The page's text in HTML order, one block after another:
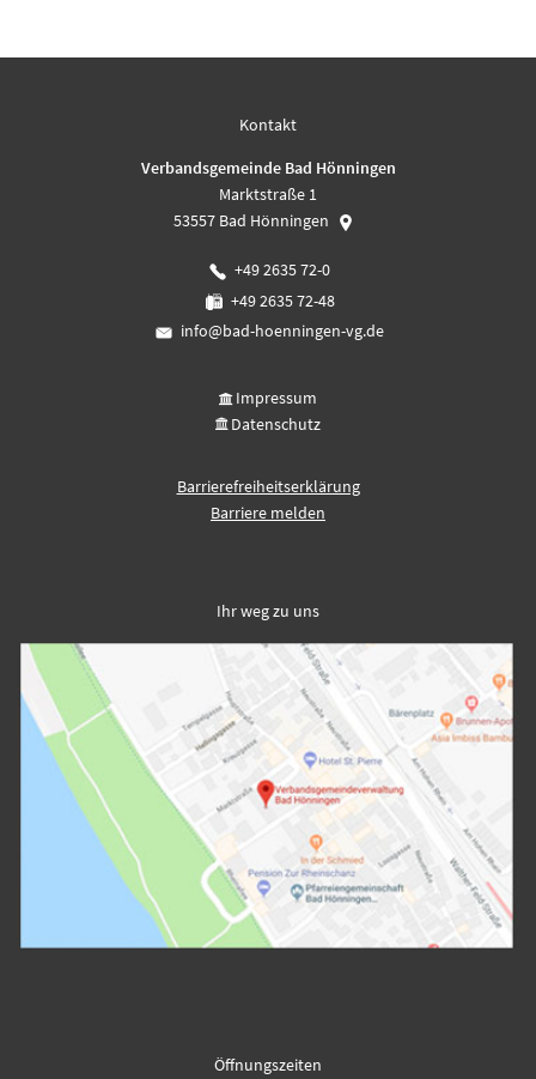
Kontakt
Verbandsgemeinde Bad Hönningen
Marktstraße 1
53557 Bad Hönningen
+49 2635 72-0
+49 2635 72-48
info@bad-hoenningen-vg.de
Impressum
Datenschutz
Barrierefreiheitserklärung
Barriere melden
Ihr weg zu uns
Öffnungszeiten